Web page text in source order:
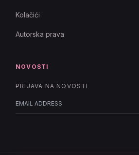
Kolačići
Autorska prava
NOVOSTI
PRIJAVA NA NOVOSTI